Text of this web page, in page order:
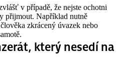
v případě, že nejste ochotni
přijmout. Například nutně
zkrácený úvazek nebo
který nesedí na